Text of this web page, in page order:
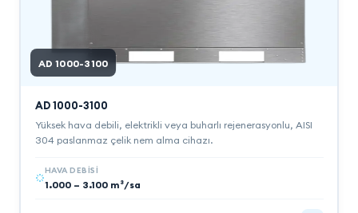
AD 1000-3100
AD 1000-3100
Yüksek hava debili, elektrikli veya buharlı rejenerasyonlu, AISI
304 paslanmaz çelik nem alma cihazı.
HAVA DEBISI
1.000 – 3.100 m³/sa